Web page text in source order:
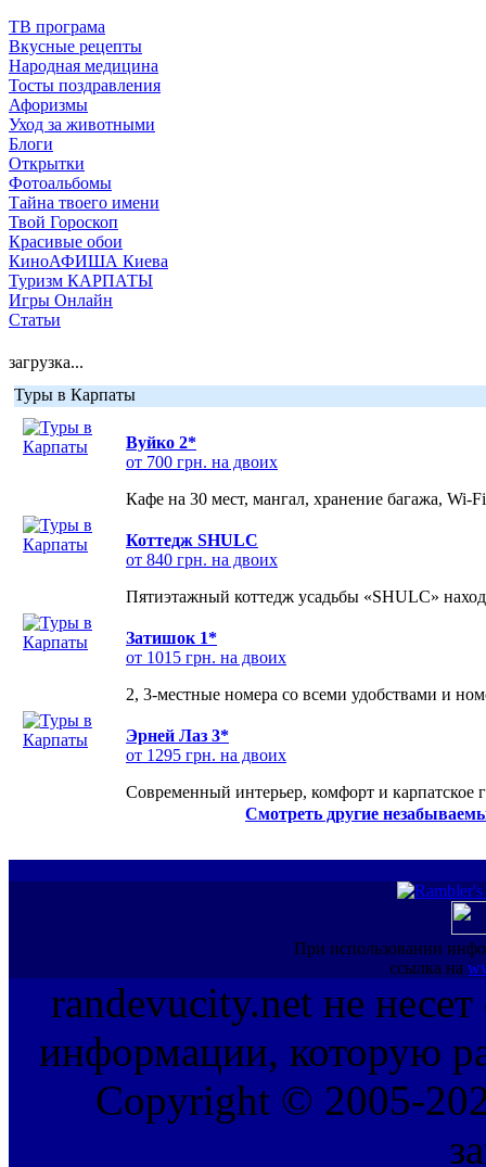
ТВ програма
Вкусные рецепты
Народная медицина
Тосты поздравления
Афоризмы
Уход за животными
Блоги
Открытки
Фотоальбомы
Тайна твоего имени
Твой Гороскоп
Красивые обои
КиноАФИША Киева
Туризм КАРПАТЫ
Игры Онлайн
Статьи
загрузка...
Туры в Карпаты
Вуйко 2*
от 700 грн. на двоих
Кафе на 30 мест, мангал, хранение багажа, Wi-
Коттедж SHULC
от 840 грн. на двоих
Пятиэтажный коттедж усадьбы «SHULC»
Затишок 1*
от 1015 грн. на двоих
2, 3-местные номера со всеми удобствами и
Эрней Лаз 3*
от 1295 грн. на двоих
Современный интерьер, комфорт и карпатское
Смотреть другие
При использовании
ссылка на
randevucity.net не несет
информации, которую
Copyright © 2005-